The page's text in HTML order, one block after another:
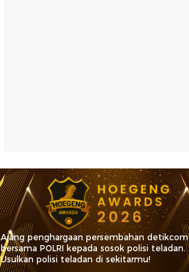
Ajang penghargaan persembahan detikcom
bersama POLRI kepada sosok polisi teladan.
Usulkan polisi teladan di sekitarmu!